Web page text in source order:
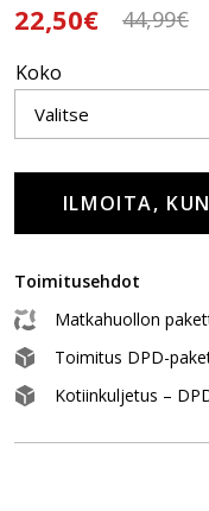
22,50€ 44,99€
Koko
ILMOITA,
Toimitusehdot
Matkahuollon
Toimitus DPD-
Kotiinkuljetus –